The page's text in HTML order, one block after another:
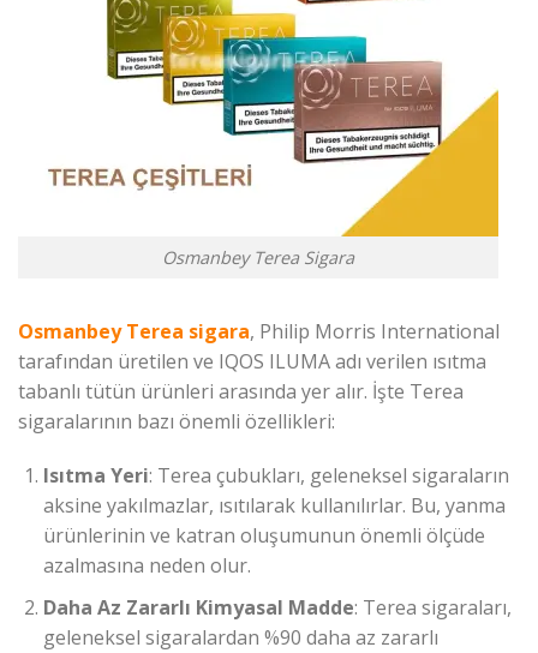
Osmanbey Terea Sigara
Osmanbey Terea sigara, Philip Morris International
tarafından üretilen ve IQOS ILUMA adı verilen ısıtma
tabanlı tütün ürünleri arasında yer alır. İşte Terea
sigaralarının bazı önemli özellikleri:
Isıtma Yeri: Terea çubukları, geleneksel sigaraların
aksine yakılmazlar, ısıtılarak kullanılırlar. Bu, yanma
ürünlerinin ve katran oluşumunun önemli ölçüde
azalmasına neden olur.
Daha Az Zararlı Kimyasal Madde: Terea sigaraları,
geleneksel sigaralardan %90 daha az zararlı